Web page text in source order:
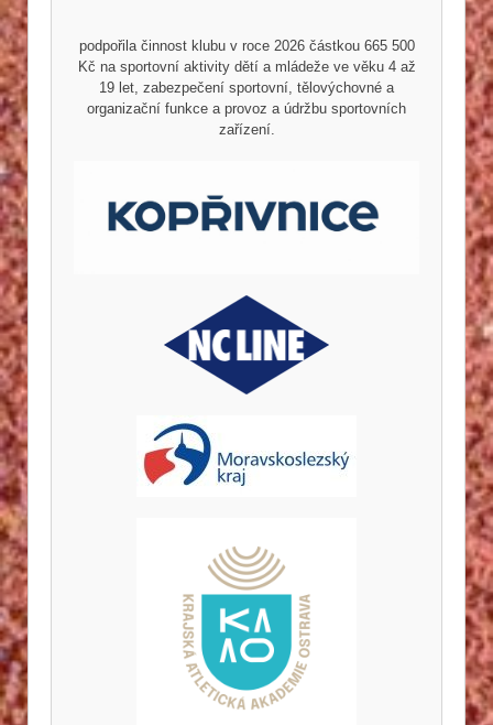
podpořila činnost klubu v roce 2026 částkou 665 500
Kč na sportovní aktivity dětí a mládeže ve věku 4 až
19 let, zabezpečení sportovní, tělovýchovné a
organizační funkce a provoz a údržbu sportovních
zařízení.